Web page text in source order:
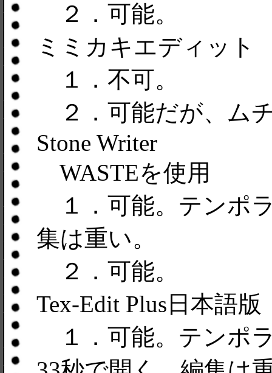
２．可能。
ミミカキエディット
１．不可。
２．可能だが、ム
Stone Writer
WASTEを使用
１．可能。テンポ
集は重い。
２．可能。
Tex-Edit Plus日本語版
１．可能。テンポ